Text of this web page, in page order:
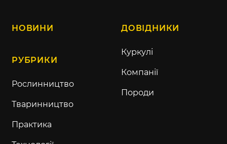
НОВИНИ
РУБРИКИ
Рослинництво
Тваринництво
Практика
ДОВІДНИКИ
Куркулі
Компанії
Породи